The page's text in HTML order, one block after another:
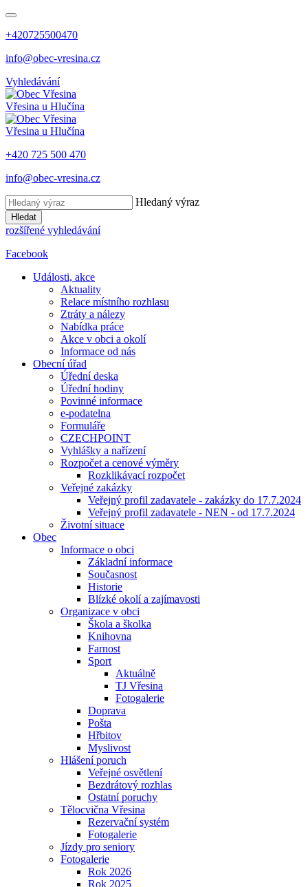
+420725500470
info@obec-vresina.cz
Vyhledávání
Vřesina u Hlučína
Vřesina u Hlučína
+420 725 500 470
info@obec-vresina.cz
Hledaný výraz
Hledat
rozšířené vyhledávání
Facebook
Události, akce
Aktuality
Relace místního rozhlasu
Ztráty a nálezy
Nabídka práce
Akce v obci a okolí
Informace od nás
Obecní úřad
Úřední deska
Úřední hodiny
Povinné informace
e-podatelna
Formuláře
CZECHPOINT
Vyhlášky a nařízení
Rozpočet a cenové výměry
Rozklikávací rozpočet
Veřejné zakázky
Veřejný profil zadavatele - zakázky do 17.7.2024
Veřejný profil zadavatele - NEN - od 17.7.2024
Životní situace
Obec
Informace o obci
Základní informace
Současnost
Historie
Blízké okolí a zajímavosti
Organizace v obci
Škola a školka
Knihovna
Farnost
Sport
Aktuálně
TJ Vřesina
Fotogalerie
Doprava
Pošta
Hřbitov
Myslivost
Hlášení poruch
Veřejné osvětlení
Bezdrátový rozhlas
Ostatní poruchy
Tělocvična Vřesina
Rezervační systém
Fotogalerie
Jízdy pro seniory
Fotogalerie
Rok 2026
Rok 2025